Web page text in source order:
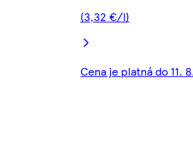
(3,32 €/l)
Cena je platná do 11.